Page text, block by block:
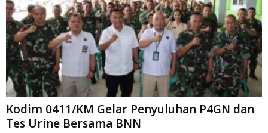
Kodim 0411/KM Gelar Penyuluhan P4GN dan
Tes Urine Bersama BNN